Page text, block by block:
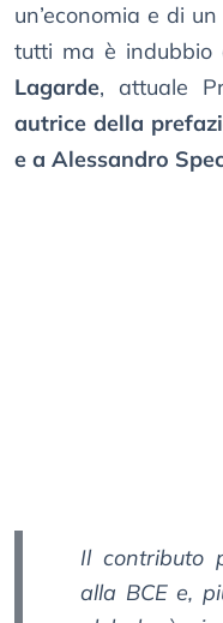
un’economia e di
tutti ma è indubbio
Lagarde, attuale
autrice della
e a Alessandro
Il contributo
alla BCE e,